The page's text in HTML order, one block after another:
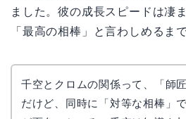
ました。彼の成長スピードは凄
「最高の相棒」と言わしめるま
千空とクロムの関係って、「師匠
だけど、同時に「対等な相棒」